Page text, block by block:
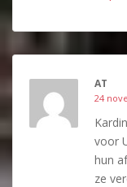
AT
24
voor
hun
ze